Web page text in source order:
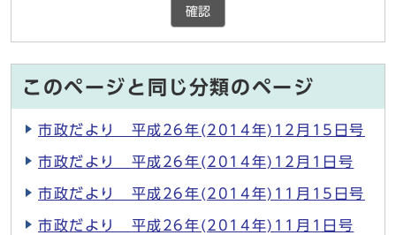
確認
このページと同じ分類のページ
市政だより 平成26年(2014年)12月15日号
市政だより 平成26年(2014年)12月1日号
市政だより 平成26年(2014年)11月15日号
市政だより 平成26年(2014年)11月1日号